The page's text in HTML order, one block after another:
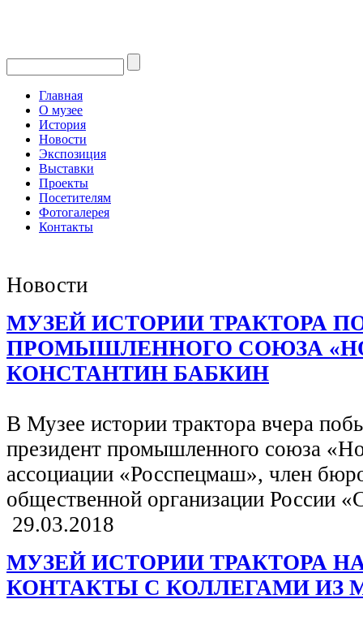
Главная
О музее
История
Новости
Экспозиция
Выставки
Проекты
Посетителям
Фотогалерея
Контакты
Новости
МУЗЕЙ ИСТОРИИ ТРАКТОРА
ПРОМЫШЛЕННОГО СОЮЗА
КОНСТАНТИН БАБКИН
В Музее истории трактора вчера
президент промышленного союза
ассоциации «Росспецмаш», член
общественной организации России
29.03.2018
МУЗЕЙ ИСТОРИИ ТРАКТОРА
КОНТАКТЫ С КОЛЛЕГАМИ ИЗ